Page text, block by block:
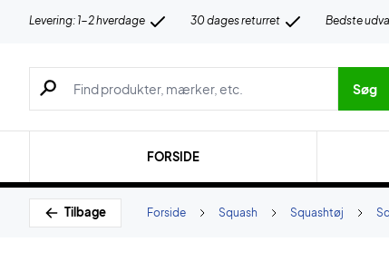
Levering: 1-2 hverdage 30 dages returret Bedste
Søg efter produkter, mærker etc.
Søg
FORSIDE
Tilbage Squashtøj
Squash
Forside